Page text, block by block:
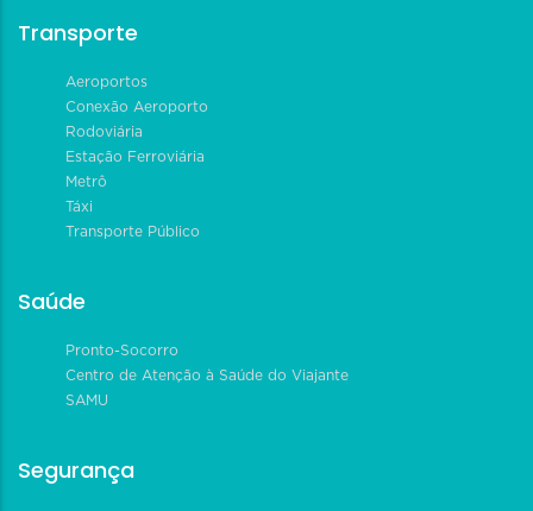
Transporte
Aeroportos
Conexão Aeroporto
Rodoviária
Estação Ferroviária
Metrô
Táxi
Transporte Público
Saúde
Pronto-Socorro
Centro de Atenção à Saúde do Viajante
SAMU
Segurança